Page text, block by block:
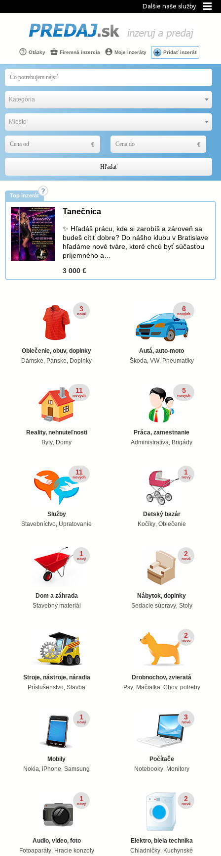
Dalšie naše služby
Otázky Firemná inzercia Moje inzeráty Pridať inzerát
Kategória
Miesto
Hľadať
Top inzerát
Tanečnica
✨ Hľadáš prácu, kde si zarobíš a zároveň sa
budeš cítiť dobre? Do nášho klubu v Bratislave
hľadáme nové tváre, ktoré chcú byť súčasťou
príjemného a…
3 000 €
3
nové
Oblečenie, obuv, doplnky
Dámske
Pánske Doplnky
6
nových
Autá, auto-moto
Škoda VW, Pneumatiky
11
nových
Reality, nehnuteľnosti
Byty Domy
5
nových
Práca, zamestnanie
Administratíva Brigády
11
nových
Služby
Stavebníctvo Upratovanie
1
nový
Detský bazár
Kočíky, Oblečenie
1
nový
Dom a záhrada
Stavebný materiál
2
nové
Nábytok, doplnky
Sedacie súpravy, Stoly
Stroje, nástroje, náradia
Príslušenstvo ,Stavba
2
nové
Drobnochov, zvieratá
Psy, Mačiatka Chov. potreby
1
nový
Mobily
Nokia ,iPhone ,Samsung
3
nové
Počítače
Notebooky, Monitory
1
nový
Audio, video, foto
Fotoaparáty, Hracie konzoly
2
nové
Elektro, biela technika
Chladničky Kuchynské